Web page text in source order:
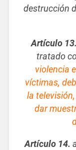
destrucción
Artículo 13.
tratado
violencia
víctimas,
la
dar
Artículo 14.